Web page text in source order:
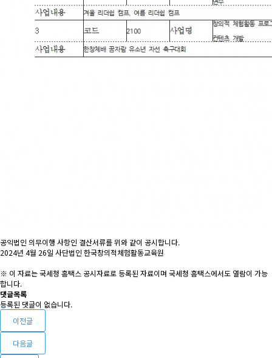
공익법인 의무이행 사항인 결산서류를 위와 같이 공시합니다.
2024년 4월 26일 사단법인 한국창의적체험활동교육원
※ 이 자료는 국세청 홈택스 공시자료로 등록된 자료이며 국세청 홈택스에서도 열람이 가능
합니다.
댓글목록
등록된 댓글이 없습니다.
이전글
다음글